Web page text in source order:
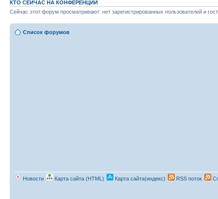
КТО СЕЙЧАС НА КОНФЕРЕНЦИИ
Сейчас этот форум просматривают: нет зарегистрированных пользователей и
Список форумов
Новости Карта сайта (HTML) Карта сайта(индекс) RSS поток